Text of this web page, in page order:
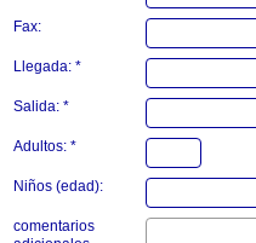
Fax:
Llegada: *
Salida: *
Adultos: *
Niños (edad):
comentarios